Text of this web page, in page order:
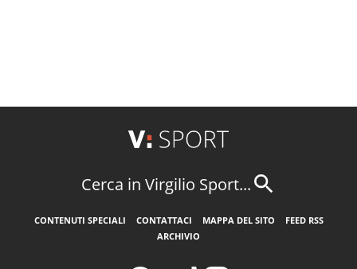
Cerca in Virgilio Sport...
CONTENUTI SPECIALI CONTATTACI MAPPA DEL SITO
FEED RSS
ARCHIVIO